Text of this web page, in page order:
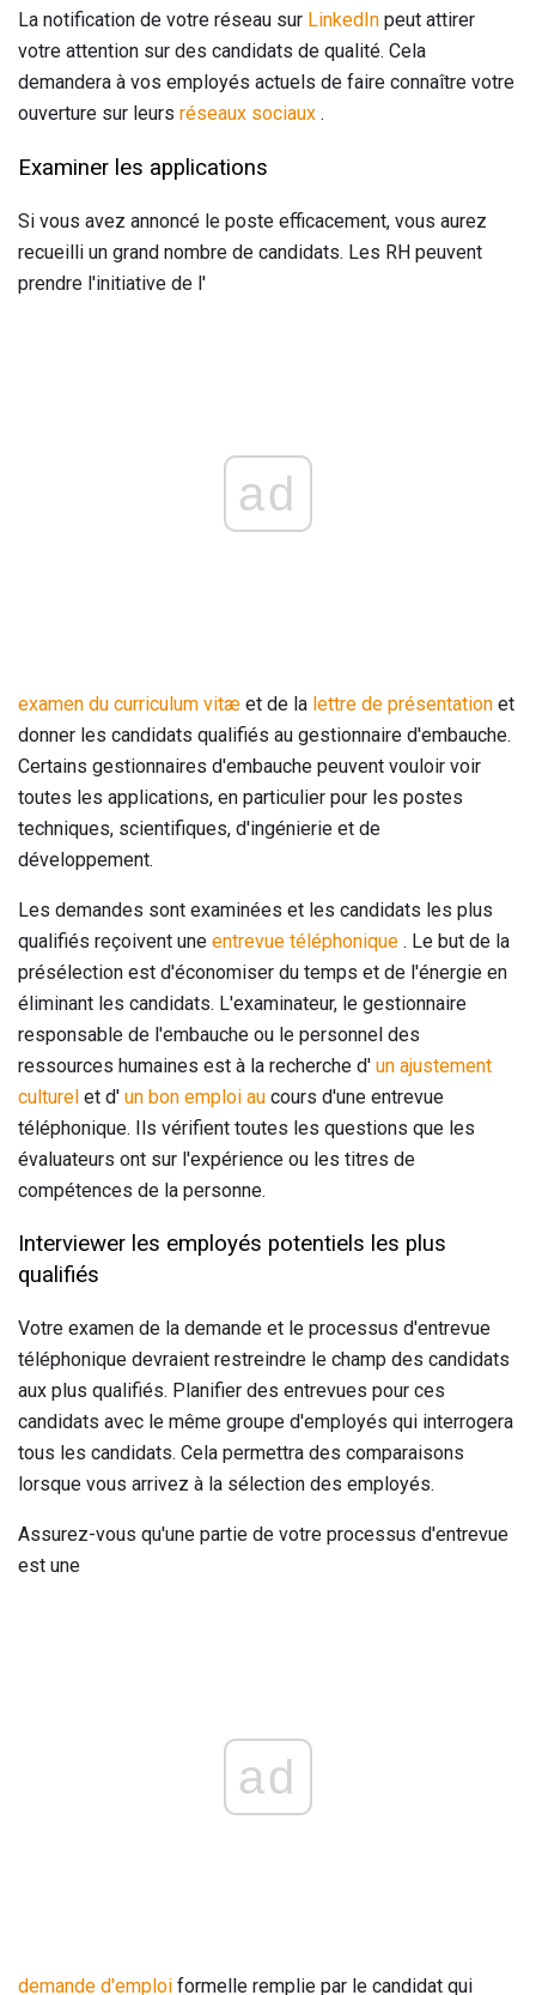
La notification de votre réseau sur LinkedIn peut attirer
votre attention sur des candidats de qualité. Cela
demandera à vos employés actuels de faire connaître votre
ouverture sur leurs réseaux sociaux .
Examiner les applications
Si vous avez annoncé le poste efficacement, vous aurez
recueilli un grand nombre de candidats. Les RH peuvent
prendre l'initiative de l'
ad
examen du curriculum vitæ et de la lettre de présentation et
donner les candidats qualifiés au gestionnaire d'embauche.
Certains gestionnaires d'embauche peuvent vouloir voir
toutes les applications, en particulier pour les postes
techniques, scientifiques, d'ingénierie et de
développement.
Les demandes sont examinées et les candidats les plus
qualifiés reçoivent une entrevue téléphonique . Le but de la
présélection est d'économiser du temps et de l'énergie en
éliminant les candidats. L'examinateur, le gestionnaire
responsable de l'embauche ou le personnel des
ressources humaines est à la recherche d' un ajustement
culturel et d' un bon emploi au cours d'une entrevue
téléphonique. Ils vérifient toutes les questions que les
évaluateurs ont sur l'expérience ou les titres de
compétences de la personne.
Interviewer les employés potentiels les plus
qualifiés
Votre examen de la demande et le processus d'entrevue
téléphonique devraient restreindre le champ des candidats
aux plus qualifiés. Planifier des entrevues pour ces
candidats avec le même groupe d'employés qui interrogera
tous les candidats. Cela permettra des comparaisons
lorsque vous arrivez à la sélection des employés.
Assurez-vous qu'une partie de votre processus d'entrevue
est une
ad
demande d'emploi formelle remplie par le candidat qui